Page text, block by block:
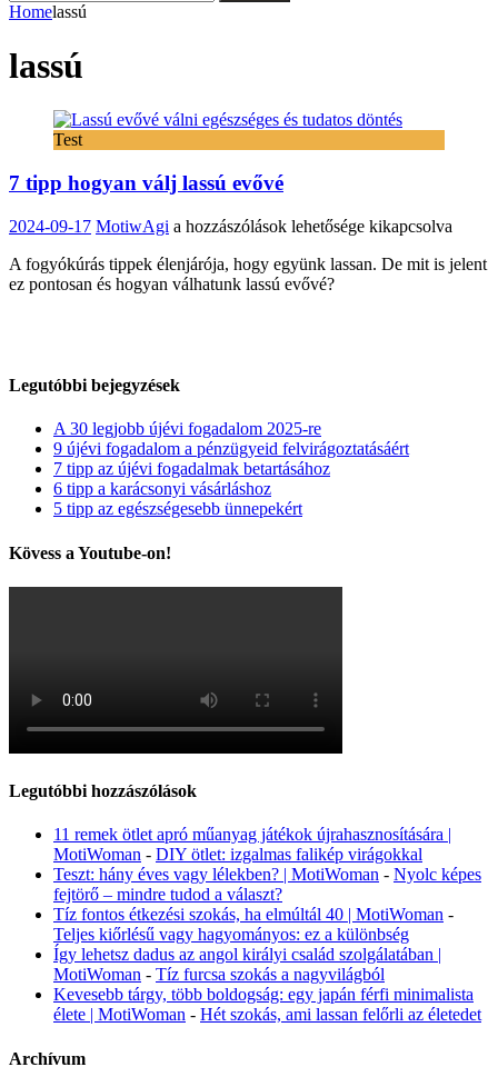
Homelassú
lassú
Test
7 tipp hogyan válj lassú evővé
2024-09-17 MotiwAgi 7
hogyan
válj
a hozzászólások lehetősége kikapcsolva
A fogyókúrás tippek élenjárója, hogy együnk lassan. De mit is jelent
ez pontosan és hogyan válhatunk lassú evővé?
Legutóbbi bejegyzések
A 30 legjobb újévi fogadalom 2025-re
9 újévi fogadalom a pénzügyeid felvirágoztatásáért
7 tipp az újévi fogadalmak betartásához
6 tipp a karácsonyi vásárláshoz
5 tipp az egészségesebb ünnepekért
Kövess a Youtube-on!
Legutóbbi hozzászólások
11 remek ötlet apró műanyag játékok újrahasznosítására |
MotiWoman - DIY ötlet: izgalmas falikép virágokkal
Teszt: hány éves vagy lélekben? | MotiWoman - Nyolc képes
fejtörő – mindre tudod a választ?
Tíz fontos étkezési szokás, ha elmúltál 40 | MotiWoman -
Teljes kiőrlésű vagy hagyományos: ez a különbség
Így lehetsz dadus az angol királyi család szolgálatában |
MotiWoman - Tíz furcsa szokás a nagyvilágból
Kevesebb tárgy, több boldogság: egy japán férfi minimalista
élete | MotiWoman - Hét szokás, ami lassan felőrli az életedet
Archívum